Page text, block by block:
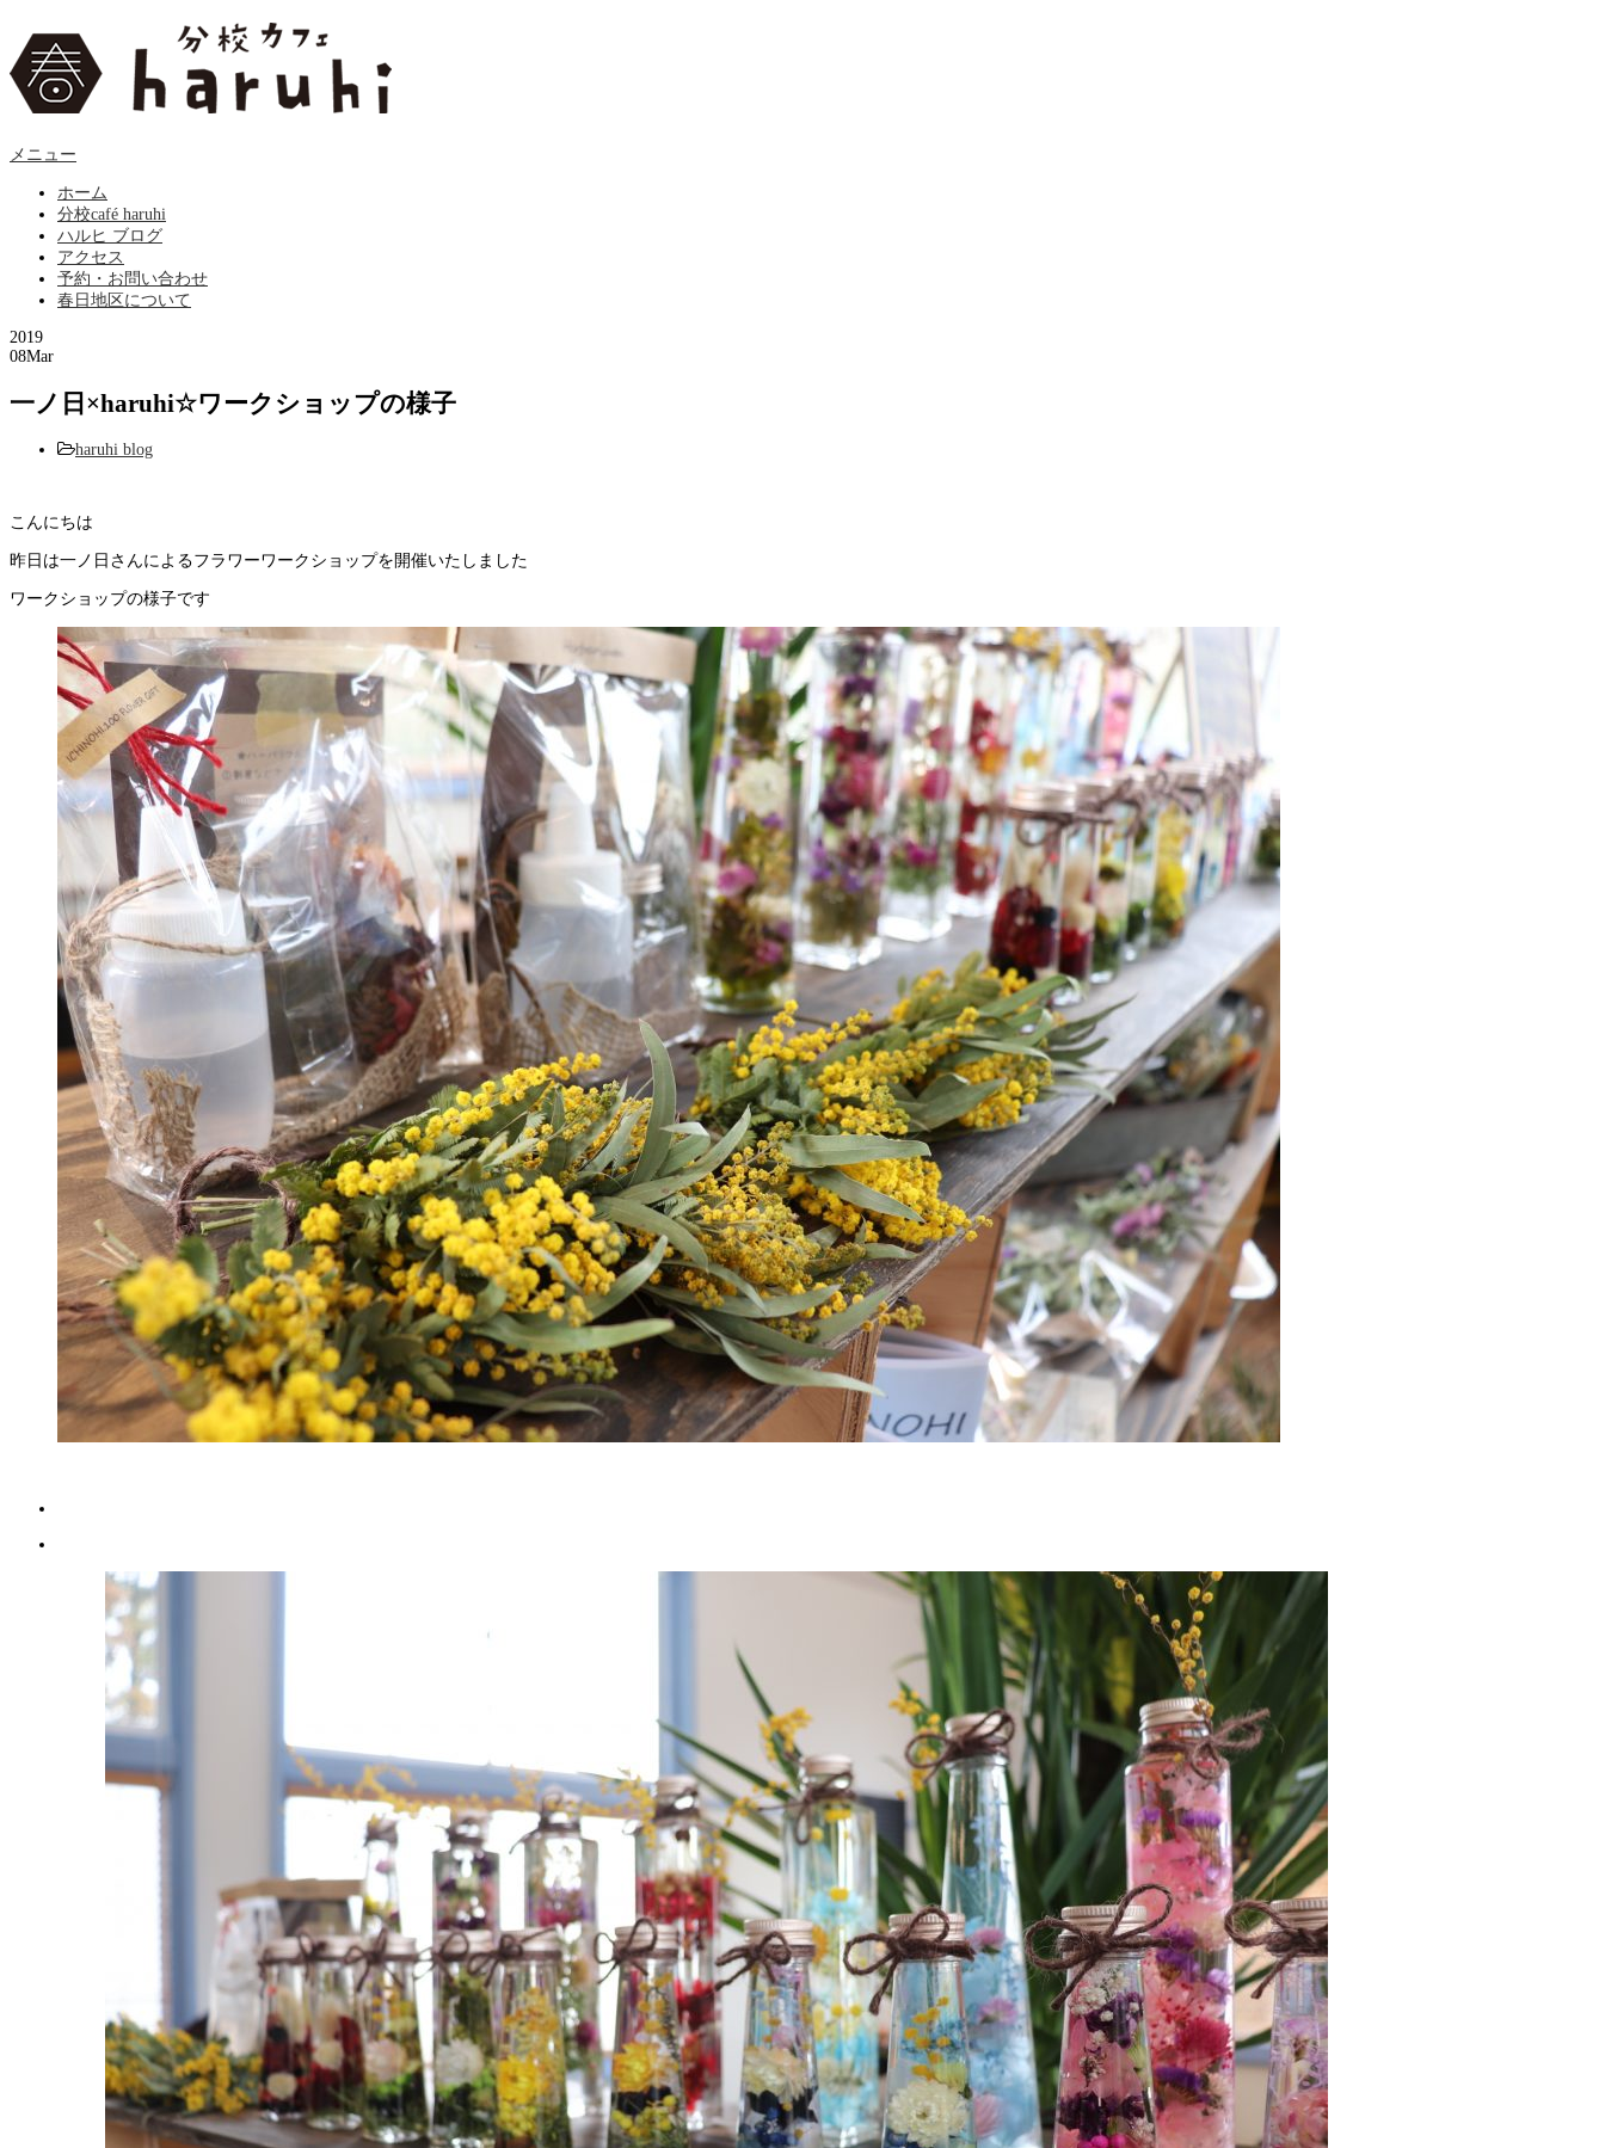
メニュー
ホーム
分校café haruhi
ハルヒ ブログ
アクセス
予約・お問い合わせ
春日地区について
2019
08Mar
一ノ日×haruhi☆ワークショップの様子
haruhi blog
こんにちは
昨日は一ノ日さんによるフラワーワークショップを開催いたしました
ワークショップの様子です